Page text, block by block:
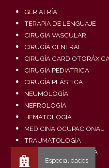
GERIATRÍA
TERAPIA DE LENGUAJE
CIRUGÍA VASCULAR
CIRUGÍA GENERAL
CIRUGÍA
CIRUGÍA PEDIÁTRICA
CIRUGÍA PLÁSTICA
NEUMOLOGÍA
NEFROLOGÍA
HEMATOLOGÍA
MEDICINA OCUPACIONAL
TRAUMATOLOGÍA
GASTROENTEROLOGÍA
DERMATOLOGÍA